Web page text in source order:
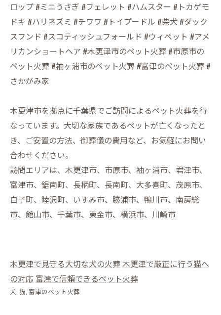
ロップ #ミニうさぎ #フェレット #ハムスター #トカゲモ
ドキ #ハリネズミ #チワワ #トイプードル #柴犬 #ダック
スフンド #スコティッシュフォールド #ウィぺット #アメ
リカンショートヘア #木更津市のペット火葬 #市原市の
ペット火葬 #袖ヶ浦市のペット火葬 #富津のペット火葬 #
さかがみ家
木更津市を拠点に千葉県でご訪問によるペット火葬を行
なっています。大切な家族であるペットが亡くなったと
き、ご安置の方法、御葬儀の費用など、お気軽にお問い
合わせください。
訪問エリアは、木更津市、市原市、袖ヶ浦市、君津市、
富津市、鋸南町、長柄町、長南町、大多喜町、茂原市、
白子町、睦沢町、いすみ市、勝浦市、鴨川市、南房総
市、館山市、千葉市、東金市、横浜市、川崎市
木更津で見守る大切な犬の火葬木更津で厳正に行う猫へ
の対応 富津で信頼できるペット火葬
犬 猫 富津のペット火葬